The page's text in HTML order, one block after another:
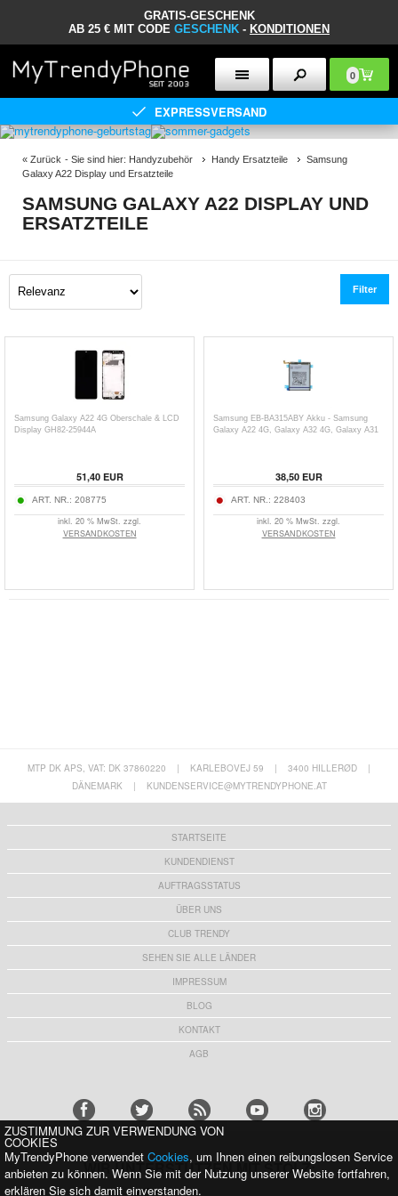
GRATIS-GESCHENK
AB 25 € MIT CODE GESCHENK - KONDITIONEN
0
EXPRESSVERSAND
« Zurück - Sie sind hier: Handyzubehör Handy Ersatzteile
Samsung
Galaxy A22 Display und Ersatzteile
SAMSUNG GALAXY A22 DISPLAY UND
ERSATZTEILE
Filter
Samsung Galaxy A22 4G Oberschale & LCD
Display GH82-25944A
51,40EUR
ART. NR.: 208775
inkl. 20 % MwSt. zzgl.
VERSANDKOSTEN
Samsung EB-BA315ABY Akku - Samsung
Galaxy A22 4G, Galaxy A32 4G, Galaxy A31
38,50EUR
ART. NR.: 228403
inkl. 20 % MwSt. zzgl.
VERSANDKOSTEN
MTP DK APS, VAT: DK 37860220 | KARLEBOVEJ 59 | 3400 HILLERØD
|
DÄNEMARK
| KUNDENSERVICE@MYTRENDYPHONE.AT
STARTSEITE
KUNDENDIENST
AUFTRAGSSTATUS
ÜBER UNS
CLUB TRENDY
SEHEN SIE ALLE LÄNDER
IMPRESSUM
BLOG
KONTAKT
AGB
WIR UNTERSTÜTZEN MIT STOLZ:
ZUSTIMMUNG ZUR VERWENDUNG VON
COOKIES
MyTrendyPhone verwendet Cookies, um Ihnen einen reibungslosen Service
anbieten zu können. Wenn Sie mit der Nutzung unserer Website fortfahren,
erklären Sie sich damit einverstanden.